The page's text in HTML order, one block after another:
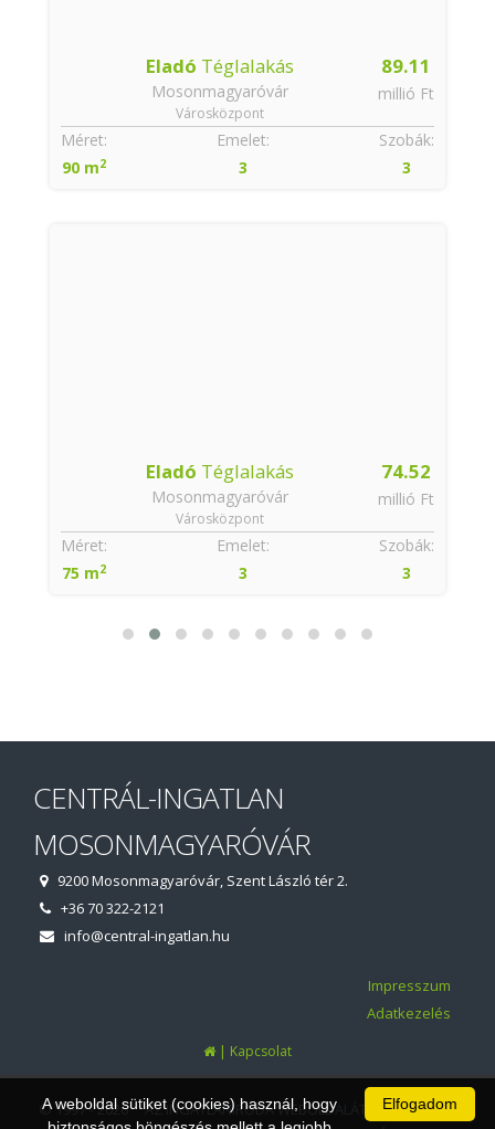
89.11
millió Ft
Eladó Téglalakás
Mosonmagyaróvár
Városközpont
Szobák:
3
Méret:
90 m2
Emelet:
3
74.52
millió Ft
Eladó Téglalakás
Mosonmagyaróvár
Városközpont
Szobák:
3
Méret:
75 m2
Emelet:
3
CENTRÁL-INGATLAN
MOSONMAGYARÓVÁR
9200 Mosonmagyaróvár, Szent László tér 2.
+36 70 322-2121
info@central-ingatlan.hu
Impresszum
Adatkezelés
| Kapcsolat
© 1997 - 2026 AZ INGATLANIRODA WEBOLDALÁT ÉS ÜGYVITELI
Elfogadom
A weboldal sütiket (cookies) használ, hogy